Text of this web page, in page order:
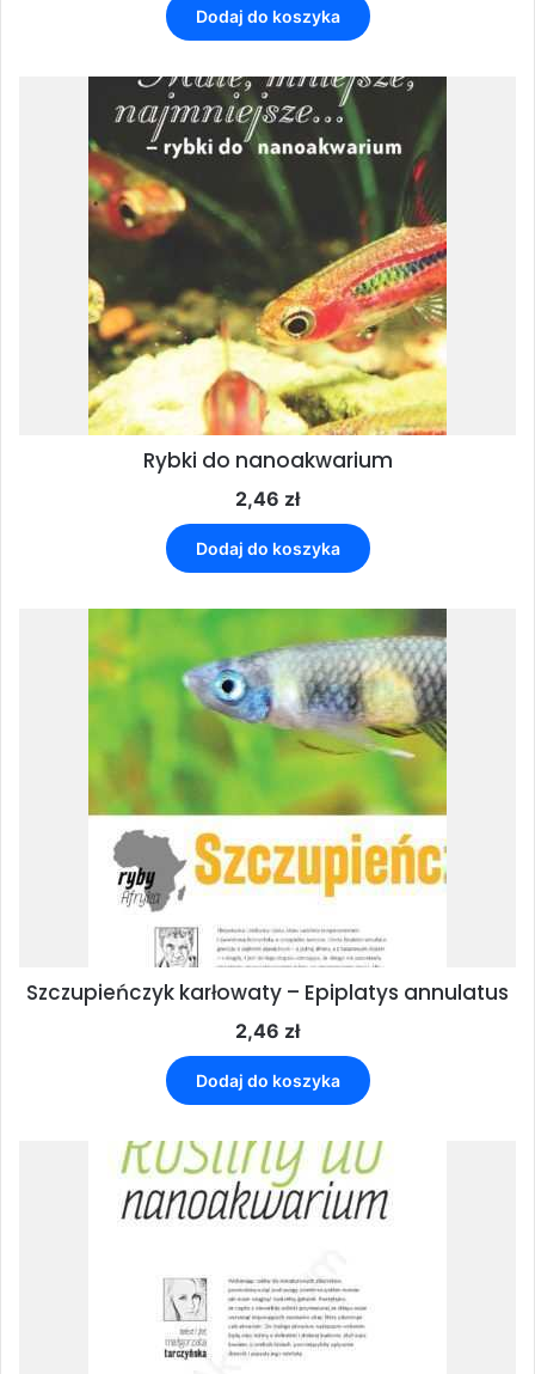
Dodaj do koszyka
Rybki do nanoakwarium
2,46 zł
Dodaj do koszyka
Szczupieńczyk karłowaty – Epiplatys annulatus
2,46 zł
Dodaj do koszyka